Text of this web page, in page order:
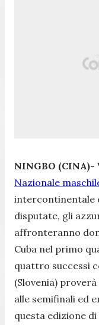
NINGBO (CINA)-
Nazionale
intercontinentale
disputate, gli
affronteranno
Cuba nel primo
quattro successi
(Slovenia)
alle semifinali ed
questa edizione